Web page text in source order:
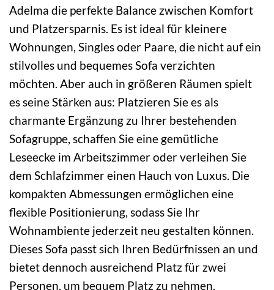
Adelma die perfekte Balance zwischen Komfort
und Platzersparnis. Es ist ideal für kleinere
Wohnungen, Singles oder Paare, die nicht auf ein
stilvolles und bequemes Sofa verzichten
möchten. Aber auch in größeren Räumen spielt
es seine Stärken aus: Platzieren Sie es als
charmante Ergänzung zu Ihrer bestehenden
Sofagruppe, schaffen Sie eine gemütliche
Leseecke im Arbeitszimmer oder verleihen Sie
dem Schlafzimmer einen Hauch von Luxus. Die
kompakten Abmessungen ermöglichen eine
flexible Positionierung, sodass Sie Ihr
Wohnambiente jederzeit neu gestalten können.
Dieses Sofa passt sich Ihren Bedürfnissen an und
bietet dennoch ausreichend Platz für zwei
Personen, um bequem Platz zu nehmen.